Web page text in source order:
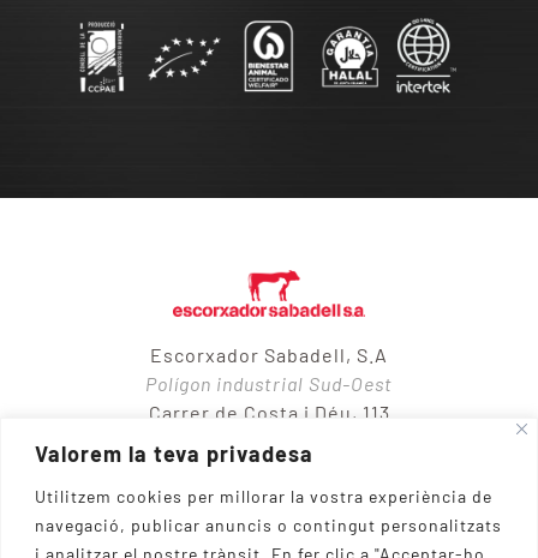
Valorem la teva privadesa
Utilitzem cookies per millorar la vostra experiència de
navegació, publicar anuncis o contingut personalitzats
i analitzar el nostre trànsit.
En fer clic a "Acceptar-ho
Escorxador Sabadell, S.A
Polígon industrial Sud-Oest
Carrer de Costa i Déu, 113
08205 – Sabadell
937 10 65 50